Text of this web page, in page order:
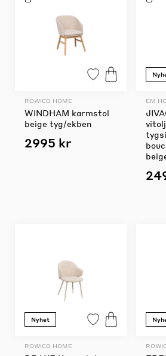
ROWICO HOME
WINDHAM karmstol
beige tyg/ekben
2995 kr
EM
Nyhet
ROWICO HOME